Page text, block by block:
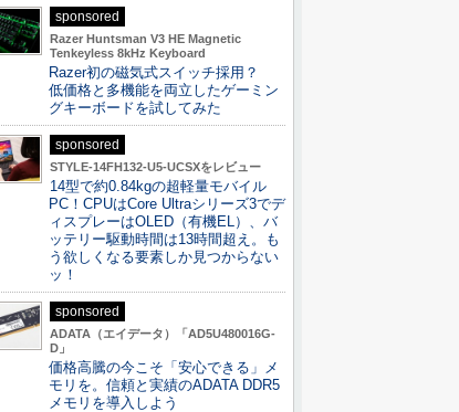
sponsored
Razer Huntsman V3 HE Magnetic
Tenkeyless 8kHz Keyboard
Razer初の磁気式スイッチ採用？
低価格と多機能を両立したゲーミン
グキーボードを試してみた
sponsored
STYLE-14FH132-U5-UCSXをレビュー
14型で約0.84kgの超軽量モバイル
PC！CPUはCore Ultraシリーズ3でデ
ィスプレーはOLED（有機EL）、バ
ッテリー駆動時間は13時間超え。も
う欲しくなる要素しか見つからない
ッ！
sponsored
ADATA（エイデータ）「AD5U480016G-
D」
価格高騰の今こそ「安心できる」メ
モリを。信頼と実績のADATA DDR5
メモリを導入しよう